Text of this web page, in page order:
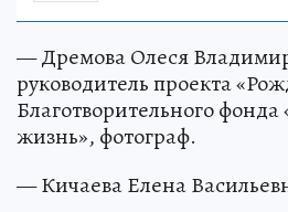
— Дремова Олеся
руководитель проекта
Благотворительного
жизнь», фотограф.
— Кичаева Елена